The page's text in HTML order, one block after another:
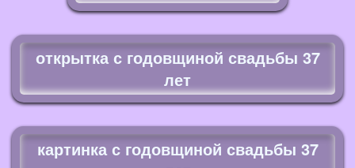
открытка с годовщиной свадьбы 37
лет
картинка с годовщиной свадьбы 37